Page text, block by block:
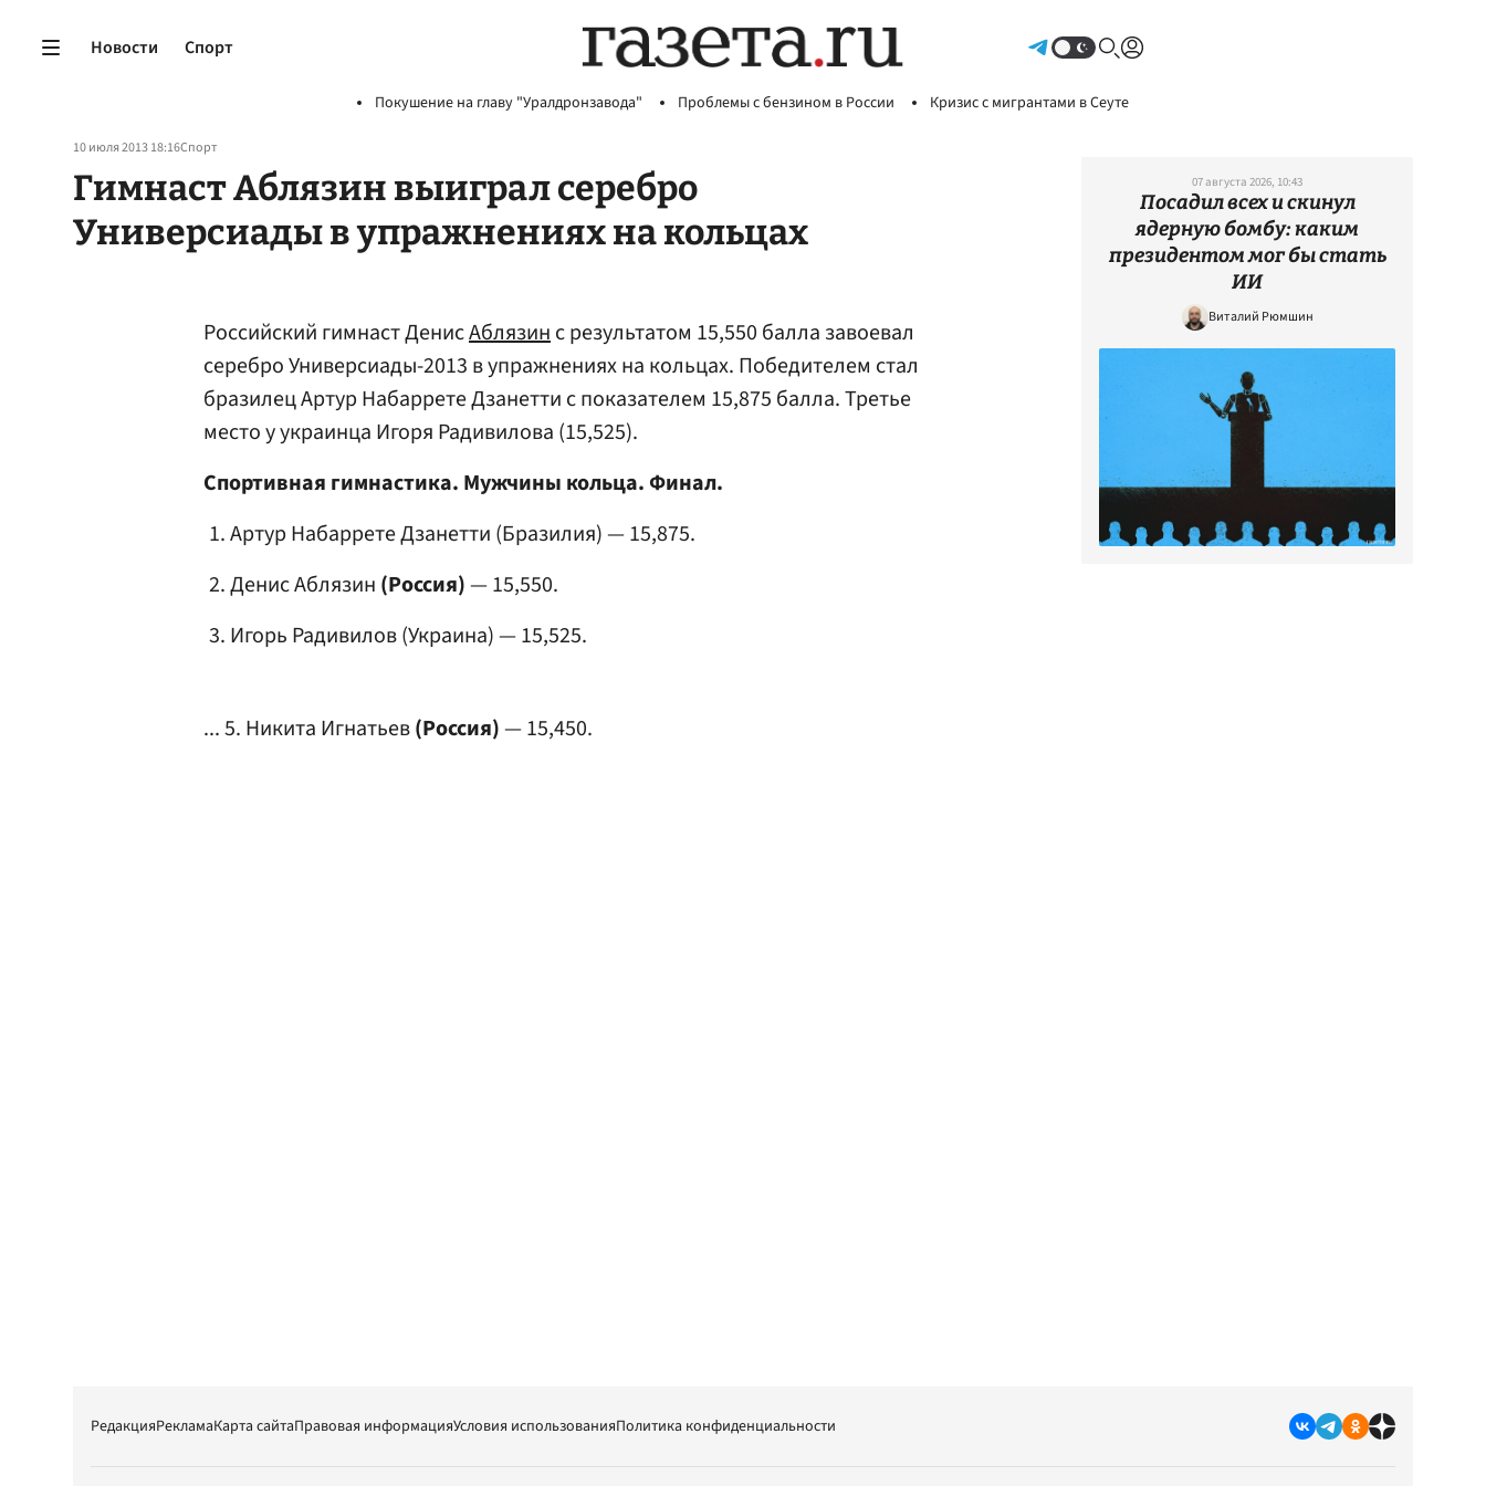
Новости Спорт
Покушение на главу "Уралдронзавода" Проблемы с бензином в России Кризис с мигрантами в Сеуте
10 июля 2013 18:16Спорт
Гимнаст Аблязин выиграл серебро
Универсиады в упражнениях на кольцах
Российский гимнаст ДенисАблязинс результатом 15,550 балла завоевал
серебро Универсиады-2013 в упражнениях на кольцах. Победителем стал
бразилец Артур Набаррете Дзанетти с показателем 15,875 балла. Третье
место у украинца Игоря Радивилова (15,525).
Спортивная гимнастика. Мужчины кольца. Финал.
Артур Набаррете Дзанетти (Бразилия) — 15,875.
Денис Аблязин (Россия)— 15,550.
Игорь Радивилов(Украина) — 15,525.
... 5. Никита Игнатьев(Россия)— 15,450.
07 августа 2026, 10:43
Посадил всех и скинул
ядерную бомбу: каким
президентом мог бы стать
ИИ
Виталий Рюмшин
РедакцияРекламаКарта сайтаПравовая информацияУсловия использованияПолитика конфиденциальности